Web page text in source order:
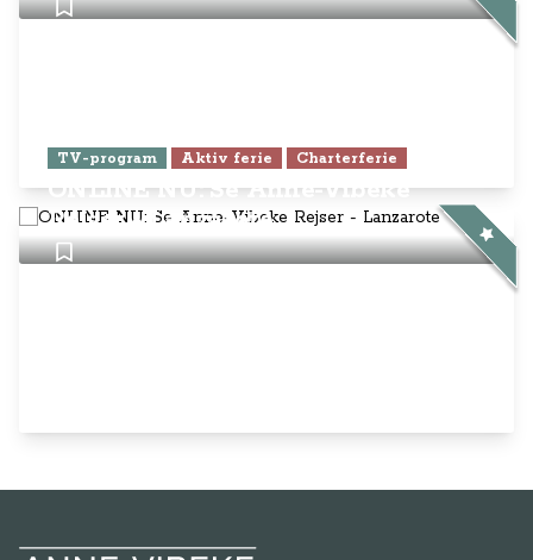
TV-program Aktiv ferie Charterferie
ONLINE NU: Se Anne-Vibeke
Rejser - Lanzarote